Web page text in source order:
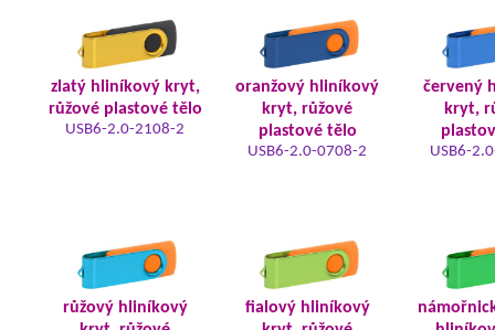
zlatý hliníkový kryt,
růžové plastové tělo
USB6-2.0-2108-2
oranžový hliníkový
kryt, růžové
plastové tělo
USB6-2.0-0708-2
červený
kryt,
USB6-
růžový hliníkový
fialový hliníkový